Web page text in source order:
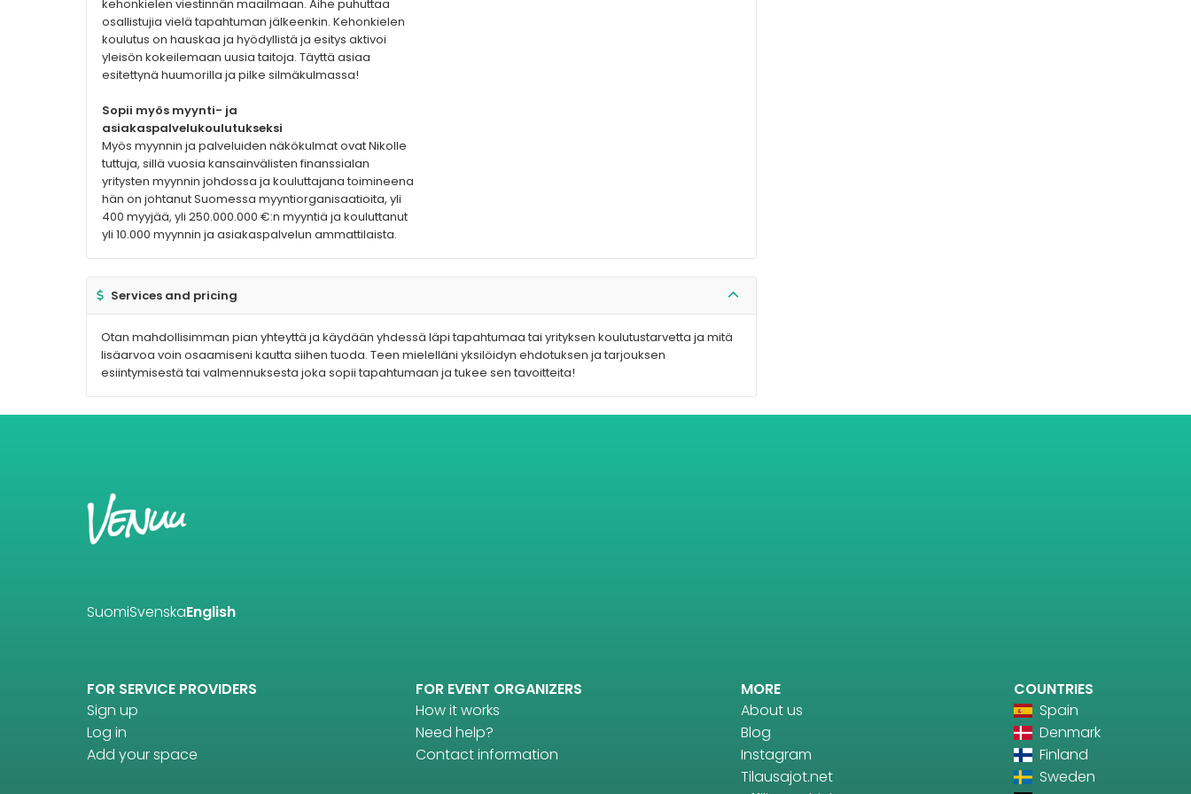
kehonkielen viestinnän maailmaan. Aihe puhuttaa
osallistujia vielä tapahtuman jälkeenkin. Kehonkielen
koulutus on hauskaa ja hyödyllistä ja esitys aktivoi
yleisön kokeilemaan uusia taitoja. Täyttä asiaa
esitettynä huumorilla ja pilke silmäkulmassa!
Sopii myös myynti- ja
asiakaspalvelukoulutukseksi
Myös myynnin ja palveluiden näkökulmat ovat Nikolle
tuttuja, sillä vuosia kansainvälisten finanssialan
yritysten myynnin johdossa ja kouluttajana toimineena
hän on johtanut Suomessa myyntiorganisaatioita, yli
400 myyjää, yli 250.000.000 €:n myyntiä ja kouluttanut
yli 10.000 myynnin ja asiakaspalvelun ammattilaista.
Services and pricing
Otan mahdollisimman pian yhteyttä ja käydään yhdessä läpi tapahtumaa tai yrityksen koulutustarvetta ja mitä
lisäarvoa voin osaamiseni kautta siihen tuoda. Teen mielelläni yksilöidyn ehdotuksen ja tarjouksen
esiintymisestä tai valmennuksesta joka sopii tapahtumaan ja tukee sen tavoitteita!
SuomiSvenskaEnglish
FOR SERVICE PROVIDERS
Sign up
Log in
Add your space
FOR EVENT ORGANIZERS
How it works
Need help?
Contact information
MORE
About us
Blog
Instagram
Tilausajot.net
COUNTRIES
Spain
Denmark
Finland
Sweden